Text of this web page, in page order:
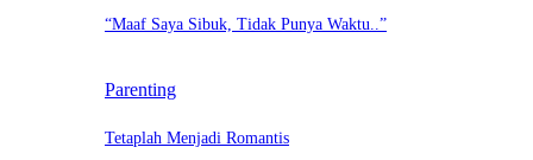
“Maaf Saya Sibuk, Tidak Punya Waktu..”
Parenting
Tetaplah Menjadi Romantis